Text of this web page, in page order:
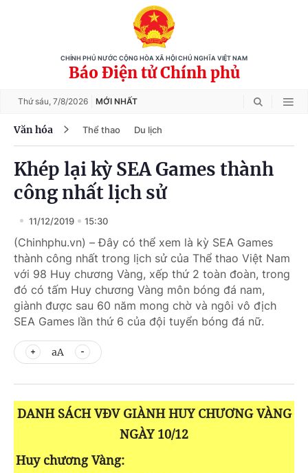
CHÍNH PHỦ NƯỚC CỘNG HÒA XÃ HỘI CHỦ NGHĨA VIỆT NAM
Báo Điện tử Chính phủ
Thứ sáu, 7/8/2026 MỚI NHẤT
Văn hóa Thể thao Du lịch
Khép lại kỳ SEA Games thành
công nhất lịch sử
11/12/2019 15:30
(Chinhphu.vn) – Đây có thể xem là kỳ SEA Games
thành công nhất trong lịch sử của Thể thao Việt Nam
với 98 Huy chương Vàng, xếp thứ 2 toàn đoàn, trong
đó có tấm Huy chương Vàng môn bóng đá nam,
giành được sau 60 năm mong chờ và ngôi vô địch
SEA Games lần thứ 6 của đội tuyển bóng đá nữ.
aA
DANH SÁCH VĐV GIÀNH HUY CHƯƠNG VÀNG
NGÀY 10/12
Huy chương Vàng: